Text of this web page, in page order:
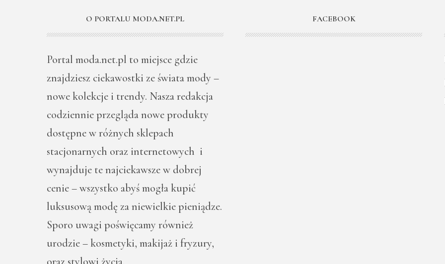
O PORTALU MODA.NET.PL
Portal moda.net.pl to miejsce gdzie
znajdziesz ciekawostki ze świata mody –
nowe kolekcje i trendy. Nasza redakcja
codziennie przegląda nowe produkty
dostępne w różnych sklepach
stacjonarnych oraz internetowych i
wynajduje te najciekawsze w dobrej
cenie – wszystko abyś mogła kupić
luksusową modę za niewielkie pieniądze.
Sporo uwagi poświęcamy również
urodzie – kosmetyki, makijaż i fryzury,
FACEBOOK